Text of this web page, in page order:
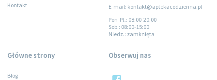
Kontakt
E-mail: kontakt@aptekacodzienna.pl
Pon-Pt.: 08:00-20:00
Sob.: 08:00-15:00
Niedz.: zamknięta
Główne strony
Blog
Obserwuj nas